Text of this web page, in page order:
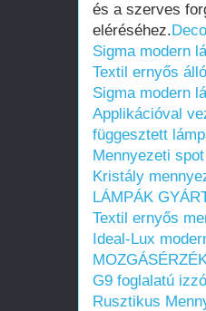
és a szerves
eléréséhez.
Sigma modern
Textil ernyős
Sigma modern
Applikációval
függesztett
Mennyezeti
Kristály
LÁMPÁK
Textil ernyős
Ideal-Lux
G9 foglalatú izzó
Rusztikus